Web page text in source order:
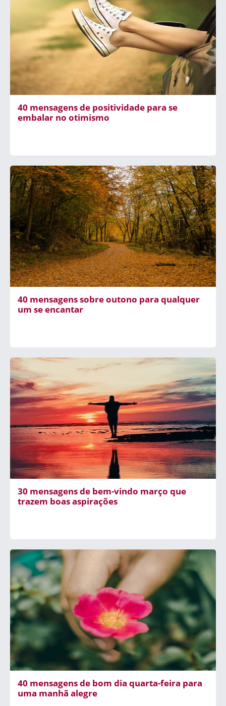
40 mensagens de positividade para se
embalar no otimismo
40 mensagens sobre outono para qualquer
um se encantar
30 mensagens de bem-vindo março que
trazem boas aspirações
40 mensagens de bom dia quarta-feira para
uma manhã alegre